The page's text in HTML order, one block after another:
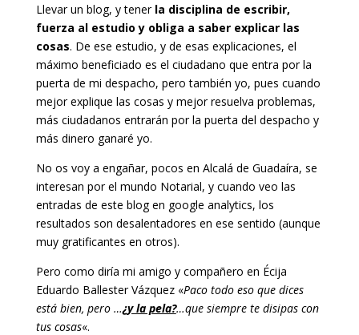
Llevar un blog, y tener la disciplina de escribir,
fuerza al estudio y obliga a saber explicar las
cosas. De ese estudio, y de esas explicaciones, el
máximo beneficiado es el ciudadano que entra por la
puerta de mi despacho, pero también yo, pues cuando
mejor explique las cosas y mejor resuelva problemas,
más ciudadanos entrarán por la puerta del despacho y
más dinero ganaré yo.
No os voy a engañar, pocos en Alcalá de Guadaíra, se
interesan por el mundo Notarial, y cuando veo las
entradas de este blog en google analytics, los
resultados son desalentadores en ese sentido (aunque
muy gratificantes en otros).
Pero como diría mi amigo y compañero en Écija
Eduardo Ballester Vázquez «Paco todo eso que dices
está bien, pero …¿y la pela?…que siempre te disipas con
tus cosas«.